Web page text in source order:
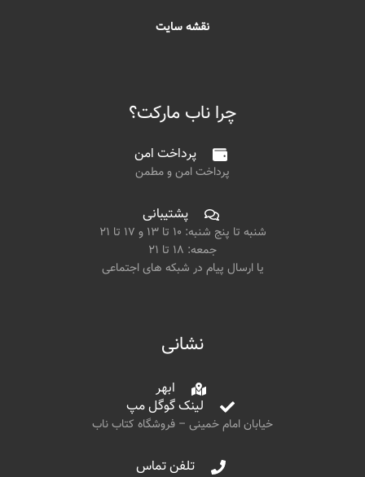
نقشه سایت
چرا ناب مارکت؟
پرداخت امن
پرداخت امن و مطمن
پشتیبانی
شنبه تا پنج شنبه: ۱۰ تا ۱۳ و ۱۷ تا ۲۱
جمعه: ۱۸ تا ۲۱
یا ارسال پیام در شبکه های اجتماعی
نشانی
ابهر
لینک گوگل مپ
خیابان امام خمینی – فروشگاه کتاب ناب
تلفن تماس